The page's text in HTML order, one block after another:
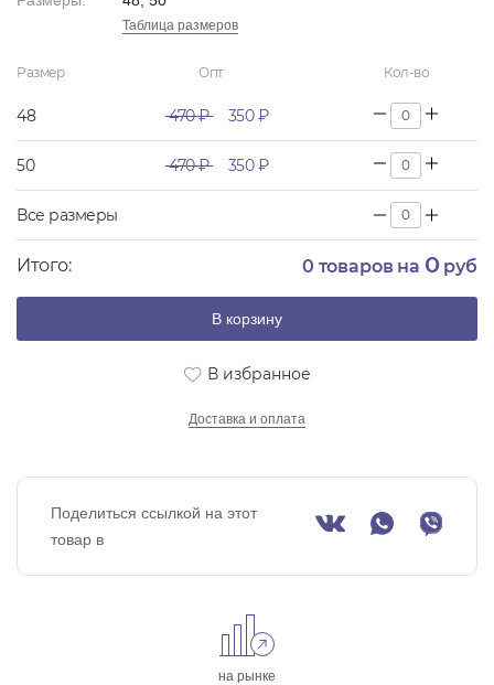
Таблица размеров
Размер Опт Кол-во
48 470 ₽ 350 ₽
50 470 ₽ 350 ₽
Все размеры
Итого: 0 товаров на 0руб
В корзину
В избранное
Доставка и оплата
Поделиться ссылкой на этот
товар в
на рынке